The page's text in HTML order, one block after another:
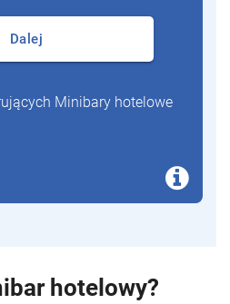
Dalej
Minibary hotelowe
hotelowy?